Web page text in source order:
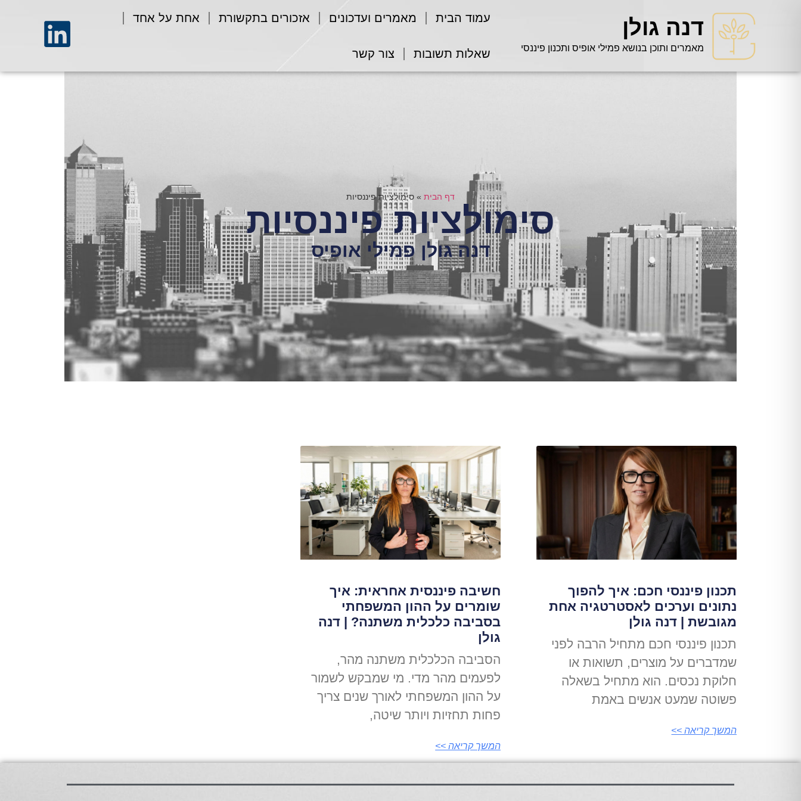
דנה גולן
מאמרים ותוכן בנושא פמילי אופיס ותכנון פיננסי
עמוד הבית מאמרים ועדכונים אזכורים בתקשורת אחת על אחד
שאלות תשובות צור קשר
דף הבית » סימולציות פיננסיות
סימולציות פיננסיות
דנה גולן פמילי אופיס
תכנון פיננסי חכם: איך להפוך
נתונים וערכים לאסטרטגיה אחת
מגובשת | דנה גולן
תכנון פיננסי חכם מתחיל הרבה לפני
שמדברים על מוצרים, תשואות או
חלוקת נכסים. הוא מתחיל בשאלה
פשוטה שמעט אנשים באמת
המשך קריאה >>
חשיבה פיננסית אחראית: איך
שומרים על ההון המשפחתי
בסביבה כלכלית משתנה? | דנה
גולן
הסביבה הכלכלית משתנה מהר,
לפעמים מהר מדי. מי שמבקש לשמור
על ההון המשפחתי לאורך שנים צריך
פחות תחזיות ויותר שיטה,
המשך קריאה >>